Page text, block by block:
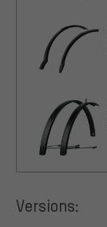
Versions: